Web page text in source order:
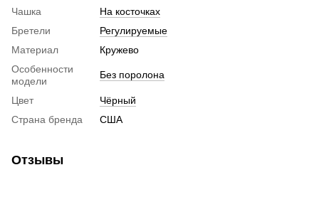
Чашка
На косточках
Бретели
Регулируемые
Материал
Кружево
Особенности
модели
Без поролона
Цвет
Чёрный
Страна бренда
США
Отзывы